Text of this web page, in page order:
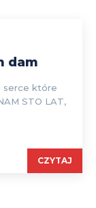
dam
serce które
STO LAT,
CZYTAJ